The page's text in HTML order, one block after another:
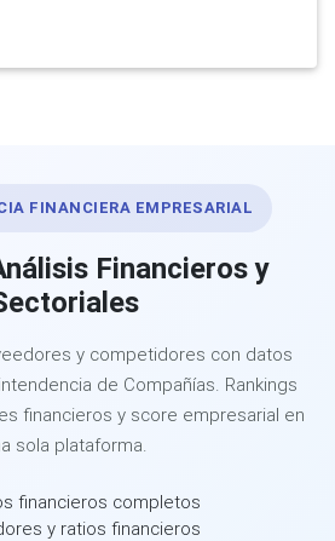
FINANCIERA EMPRESARIAL
Financieros y
y competidores con datos
de Compañías. Rankings
financieros y score empresarial en
sola plataforma.
financieros completos
y ratios financieros